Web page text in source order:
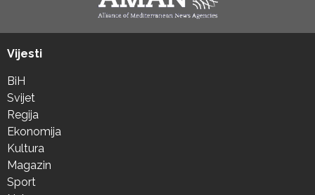
Vijesti
BiH
Svijet
Regija
Ekonomija
Kultura
Magazin
Sport